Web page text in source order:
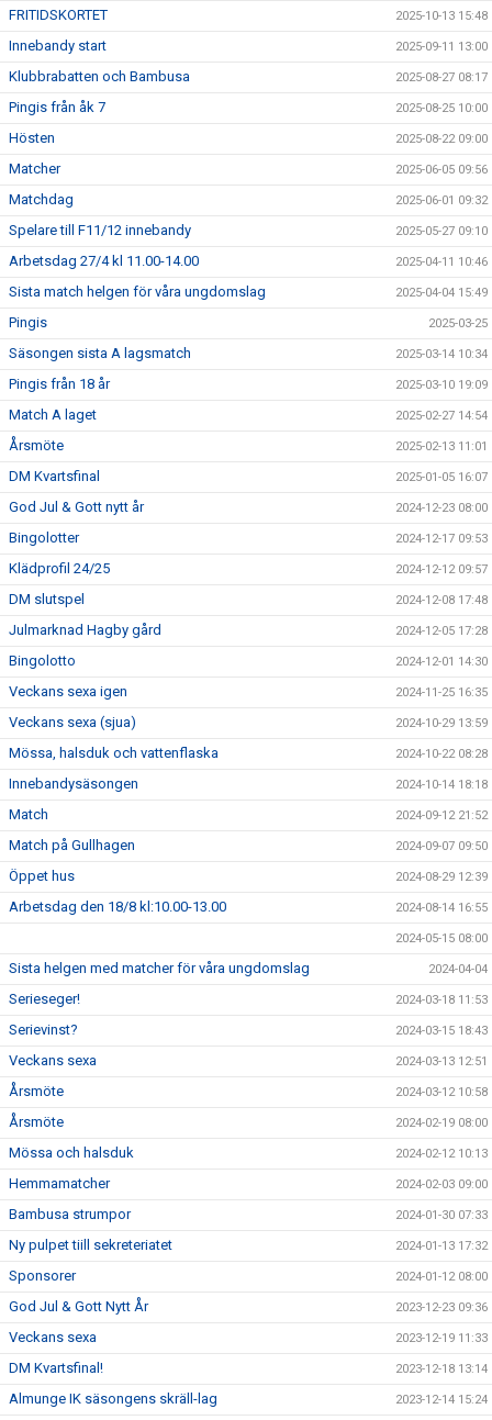
FRITIDSKORTET 2025-10-13 15:48
Innebandy start 2025-09-11 13:00
Klubbrabatten och Bambusa 2025-08-27 08:17
Pingis från åk 7 2025-08-25 10:00
Hösten 2025-08-22 09:00
Matcher 2025-06-05 09:56
Matchdag 2025-06-01 09:32
Spelare till F11/12 innebandy 2025-05-27 09:10
Arbetsdag 27/4 kl 11.00-14.00 2025-04-11 10:46
Sista match helgen för våra ungdomslag 2025-04-04 15:49
Pingis 2025-03-25
Säsongen sista A lagsmatch 2025-03-14 10:34
Pingis från 18 år 2025-03-10 19:09
Match A laget 2025-02-27 14:54
Årsmöte 2025-02-13 11:01
DM Kvartsfinal 2025-01-05 16:07
God Jul & Gott nytt år 2024-12-23 08:00
Bingolotter 2024-12-17 09:53
Klädprofil 24/25 2024-12-12 09:57
DM slutspel 2024-12-08 17:48
Julmarknad Hagby gård 2024-12-05 17:28
Bingolotto 2024-12-01 14:30
Veckans sexa igen 2024-11-25 16:35
Veckans sexa (sjua) 2024-10-29 13:59
Mössa, halsduk och vattenflaska 2024-10-22 08:28
Innebandysäsongen 2024-10-14 18:18
Match 2024-09-12 21:52
Match på Gullhagen 2024-09-07 09:50
Öppet hus 2024-08-29 12:39
Arbetsdag den 18/8 kl:10.00-13.00 2024-08-14 16:55
2024-05-15 08:00
Sista helgen med matcher för våra ungdomslag 2024-04-04
Serieseger! 2024-03-18 11:53
Serievinst? 2024-03-15 18:43
Veckans sexa 2024-03-13 12:51
Årsmöte 2024-03-12 10:58
Årsmöte 2024-02-19 08:00
Mössa och halsduk 2024-02-12 10:13
Hemmamatcher 2024-02-03 09:00
Bambusa strumpor 2024-01-30 07:33
Ny pulpet tiill sekreteriatet 2024-01-13 17:32
Sponsorer 2024-01-12 08:00
God Jul & Gott Nytt År 2023-12-23 09:36
Veckans sexa 2023-12-19 11:33
DM Kvartsfinal! 2023-12-18 13:14
Almunge IK säsongens skräll-lag 2023-12-14 15:24